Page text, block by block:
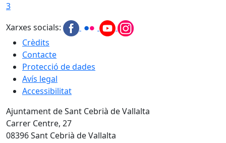
3
Xarxes socials:
Crèdits
Contacte
Protecció de dades
Avís legal
Accessibilitat
Ajuntament de Sant Cebrià de Vallalta
Carrer Centre, 27
08396 Sant Cebrià de Vallalta